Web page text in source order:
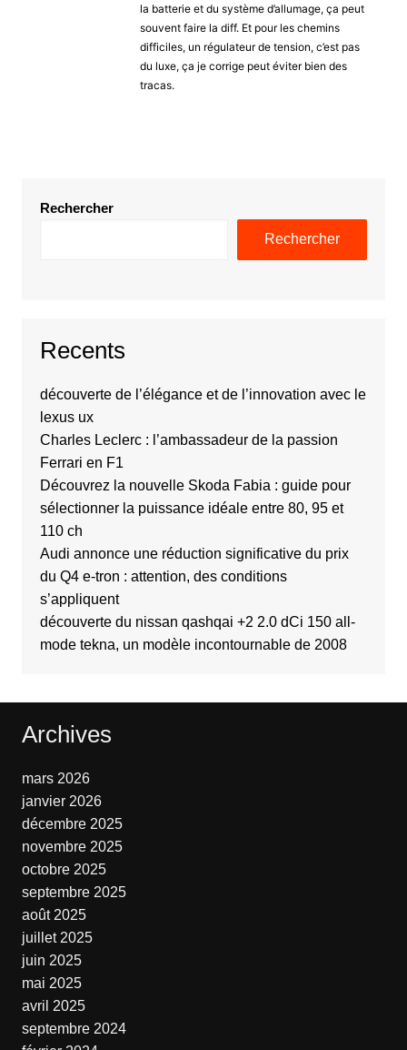
la batterie et du système d’allumage, ça peut
souvent faire la diff. Et pour les chemins
difficiles, un régulateur de tension, c’est pas
du luxe, ça je corrige peut éviter bien des
tracas.
Rechercher
Rechercher
Recents
découverte de l’élégance et de l’innovation avec le
lexus ux
Charles Leclerc : l’ambassadeur de la passion
Ferrari en F1
Découvrez la nouvelle Skoda Fabia : guide pour
sélectionner la puissance idéale entre 80, 95 et
110 ch
Audi annonce une réduction significative du prix
du Q4 e-tron : attention, des conditions
s’appliquent
découverte du nissan qashqai +2 2.0 dCi 150 all-
mode tekna, un modèle incontournable de 2008
Archives
mars 2026
janvier 2026
décembre 2025
novembre 2025
octobre 2025
septembre 2025
août 2025
juillet 2025
juin 2025
mai 2025
avril 2025
septembre 2024